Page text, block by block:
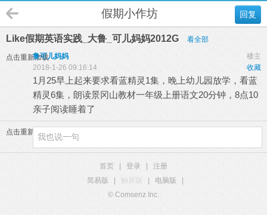
回复
假期小作坊
Like假期英语实践_大鲁_可儿妈妈2012G 看全部
点击重新加载 楼主
鲁可儿妈妈
收藏
2018-1-26 09:16:14
1月25早上起来要求看蓝精灵1集，晚上幼儿园放学，看蓝
精灵6集，朗读景冈山教材一年级上册语文20分钟，8点10
亲子阅读睡着了
点击重新加载
首页 登录
注册
简易版
触屏版 电脑版
© Comsenz Inc.